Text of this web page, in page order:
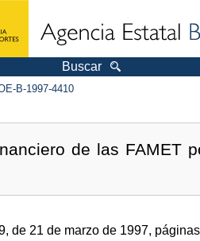
Buscar
B-1997-4410
de las FAMET
de 21 de marzo de 1997,